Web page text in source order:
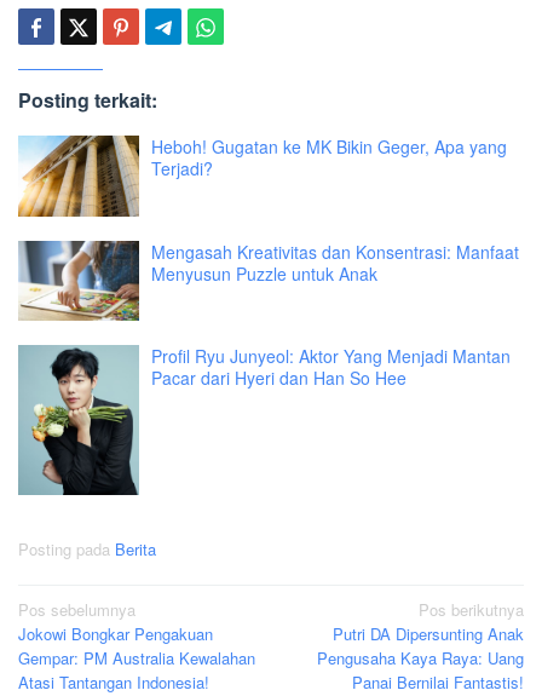
Posting terkait:
Heboh! Gugatan ke MK Bikin Geger, Apa yang
Terjadi?
Mengasah Kreativitas dan Konsentrasi: Manfaat
Menyusun Puzzle untuk Anak
Profil Ryu Junyeol: Aktor Yang Menjadi Mantan
Pacar dari Hyeri dan Han So Hee
Posting pada Berita
Navigasi
pos
Pos sebelumnya
Jokowi Bongkar Pengakuan
Gempar: PM Australia Kewalahan
Atasi Tantangan Indonesia!
Pos berikutnya
Putri DA Dipersunting Anak
Pengusaha Kaya Raya: Uang
Panai Bernilai Fantastis!